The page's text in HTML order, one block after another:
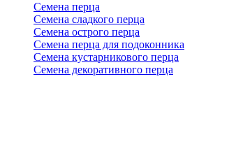
Семена перца
Семена сладкого перца
Семена острого перца
Семена перца для подоконника
Семена кустарникового перца
Семена декоративного перца